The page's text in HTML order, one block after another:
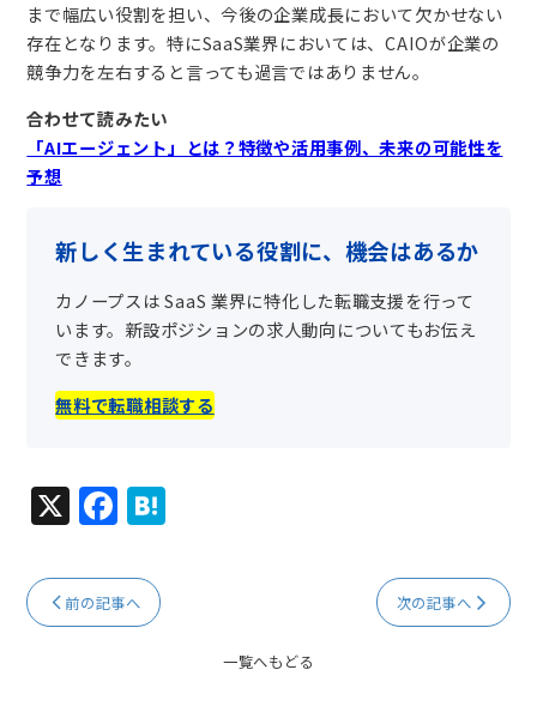
まで幅広い役割を担い、今後の企業成長において欠かせない
存在となります。特にSaaS業界においては、CAIOが企業の
競争力を左右すると言っても過言ではありません。
合わせて読みたい
「AIエージェント」とは？特徴や活用事例、未来の可能性を
予想
新しく生まれている役割に、機会はあるか
カノープスは SaaS 業界に特化した転職支援を行って
います。新設ポジションの求人動向についてもお伝え
できます。
無料で転職相談する
X F
a
c
e
前の記事へ
一覧へもどる
次の記事へ